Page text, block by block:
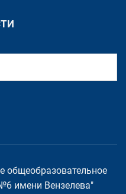
общеобразовательное
имени Вензелева"